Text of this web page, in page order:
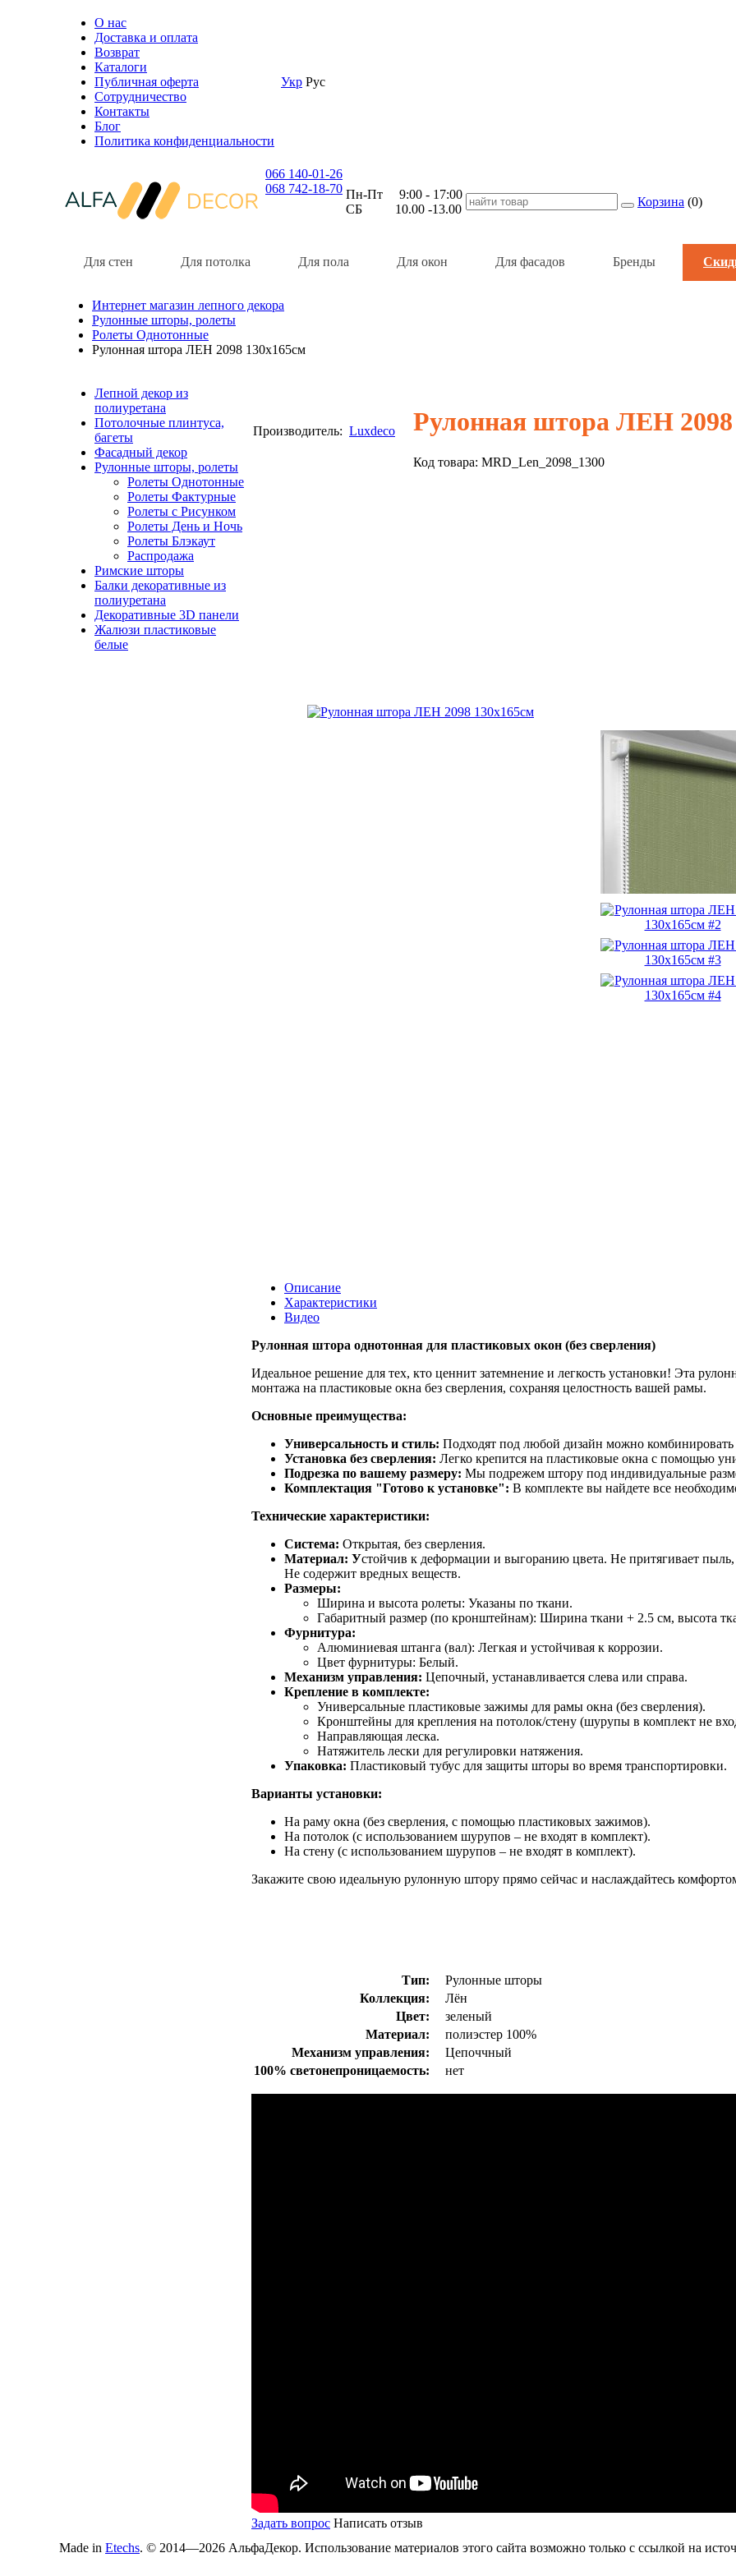
О нас
Доставка и оплата
Возврат
Каталоги
Публичная оферта
Сотрудничество
Контакты
Блог
Политика конфиденциальности
Укр Рус
066 140-01-26
068 742-18-70 Пн-Пт 9:00 - 17:00
СБ 10.00 -13.00
Корзина (0)
Для стен Для потолка Для пола Для окон Для фасадов Бренды
Интернет магазин лепного декора
Рулонные шторы, ролеты
Ролеты Однотонные
Рулонная штора ЛЕН 2098 130х165см
Производитель: Luxdeco Рулонная штора ЛЕН 2098
Код товара: MRD_Len_2098_1300
Описание
Характеристики
Видео
Рулонная штора однотонная для пластиковых окон (без сверления)
Идеальное решение для тех, кто ценнит затемнение и легкость установки! Эта
монтажа на пластиковые окна без сверления, сохраняя целостность вашей рамы.
Основные преимущества:
Универсальность и стиль: Подходят под любой дизайн можно
Установка без сверления: Легко крепится на пластиковые окна с помощью
Подрезка по вашему размеру: Мы подрежем штору под индивидуальные
Комплектация "Готово к установке": В комплекте вы найдете все
Технические характеристики:
Система: Открытая, без сверления.
Материал: Устойчив к деформации и выгоранию цвета. Не притягивает
Не содержит вредных веществ.
Размеры:
Ширина и высота ролеты: Указаны по ткани.
Габаритный размер (по кронштейнам): Ширина ткани + 2.5 см, высота
Фурнитура:
Алюминиевая штанга (вал): Легкая и устойчивая к коррозии.
Цвет фурнитуры: Белый.
Механизм управления: Цепочный, устанавливается слева или справа.
Крепление в комплекте:
Универсальные пластиковые зажимы для рамы окна (без сверления).
Кронштейны для крепления на потолок/стену (шурупы в комплект не
Направляющая леска.
Натяжитель лески для регулировки натяжения.
Упаковка: Пластиковый тубус для защиты шторы во время транспортировки.
Варианты установки:
На раму окна (без сверления, с помощью пластиковых зажимов).
На потолок (с использованием шурупов – не входят в комплект).
На стену (с использованием шурупов – не входят в комплект).
Закажите свою идеальную рулонную штору прямо сейчас и наслаждайтесь
Тип:
Рулонные шторы
Коллекция:
Лён
Цвет:
зеленый
Материал:
полиэстер 100%
Механизм управления:
Цепоччный
100% светонепроницаемость:
нет
Задать вопрос Написать отзыв
Лепной декор из
полиуретана
Потолочные плинтуса,
багеты
Фасадный декор
Рулонные шторы, ролеты
Ролеты Однотонные
Ролеты Фактурные
Ролеты с Рисунком
Ролеты День и Ночь
Ролеты Блэкаут
Распродажа
Римские шторы
Балки декоративные из
полиуретана
Декоративные 3D панели
Жалюзи пластиковые
белые
Made in Etechs. © 2014—2026 АльфаДекор. Использование материалов этого сайта возможно только с ссылкой на